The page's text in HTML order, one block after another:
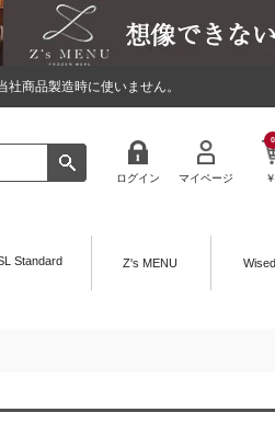
商品製造時に使いません。
ログイン マイページ ￥
0
Standard Z's MENU